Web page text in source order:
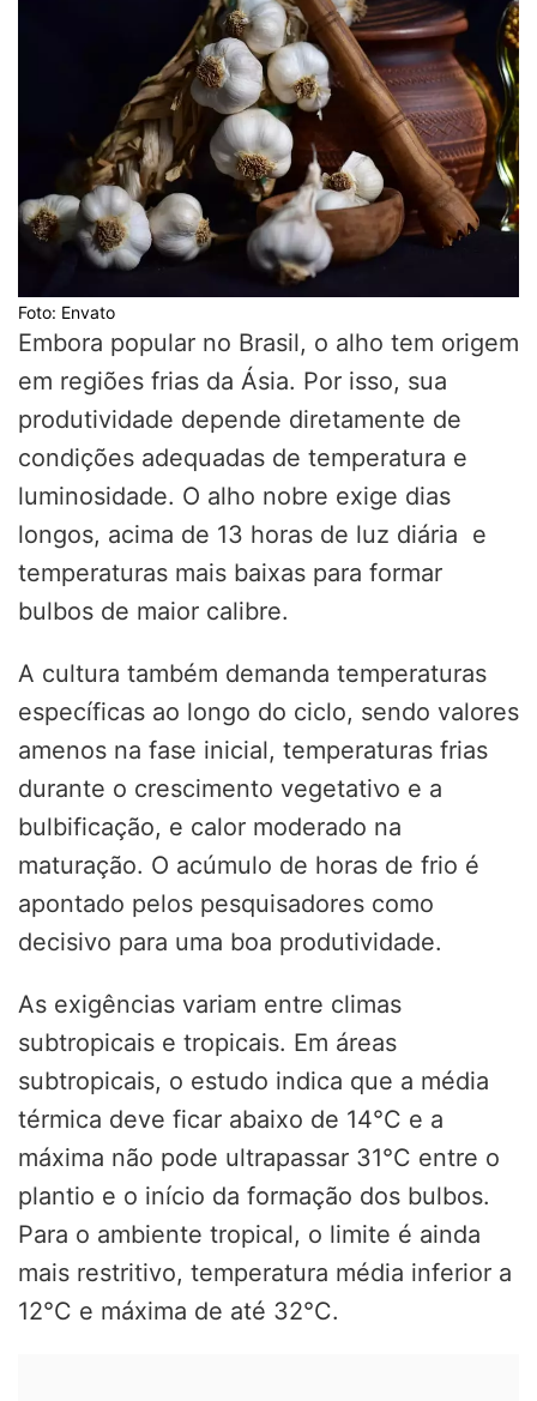
Foto: Envato
Embora popular no Brasil, o alho tem origem
em regiões frias da Ásia. Por isso, sua
produtividade depende diretamente de
condições adequadas de temperatura e
luminosidade. O alho nobre exige dias
longos, acima de 13 horas de luz diária e
temperaturas mais baixas para formar
bulbos de maior calibre.
A cultura também demanda temperaturas
específicas ao longo do ciclo, sendo valores
amenos na fase inicial, temperaturas frias
durante o crescimento vegetativo e a
bulbificação, e calor moderado na
maturação. O acúmulo de horas de frio é
apontado pelos pesquisadores como
decisivo para uma boa produtividade.
As exigências variam entre climas
subtropicais e tropicais. Em áreas
subtropicais, o estudo indica que a média
térmica deve ficar abaixo de 14°C e a
máxima não pode ultrapassar 31°C entre o
plantio e o início da formação dos bulbos.
Para o ambiente tropical, o limite é ainda
mais restritivo, temperatura média inferior a
12°C e máxima de até 32°C.